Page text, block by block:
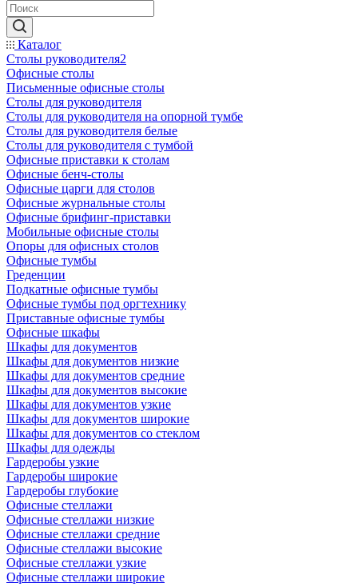
Каталог
Столы руководителя2
Офисные столы
Письменные офисные столы
Столы для руководителя
Столы для руководителя на опорной тумбе
Столы для руководителя белые
Столы для руководителя с тумбой
Офисные приставки к столам
Офисные бенч-столы
Офисные царги для столов
Офисные журнальные столы
Офисные брифинг-приставки
Мобильные офисные столы
Опоры для офисных столов
Офисные тумбы
Греденции
Подкатные офисные тумбы
Офисные тумбы под оргтехнику
Приставные офисные тумбы
Офисные шкафы
Шкафы для документов
Шкафы для документов низкие
Шкафы для документов средние
Шкафы для документов высокие
Шкафы для документов узкие
Шкафы для документов широкие
Шкафы для документов со стеклом
Шкафы для одежды
Гардеробы узкие
Гардеробы широкие
Гардеробы глубокие
Офисные стеллажи
Офисные стеллажи низкие
Офисные стеллажи средние
Офисные стеллажи высокие
Офисные стеллажи узкие
Офисные стеллажи широкие